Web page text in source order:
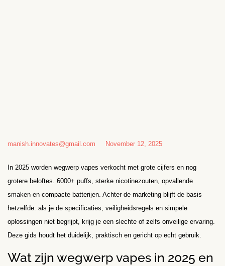
manish.innovates@gmail.com November 12, 2025
In 2025 worden wegwerp vapes verkocht met grote cijfers en nog
grotere beloftes. 6000+ puffs, sterke nicotinezouten, opvallende
smaken en compacte batterijen. Achter de marketing blijft de basis
hetzelfde: als je de specificaties, veiligheidsregels en simpele
oplossingen niet begrijpt, krijg je een slechte of zelfs onveilige ervaring.
Deze gids houdt het duidelijk, praktisch en gericht op echt gebruik.
Wat zijn wegwerp vapes in 2025 en